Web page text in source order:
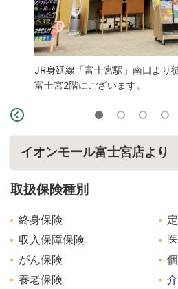
JR身延線「富士宮駅」南口より
富士宮2階にございます。
イオンモール富士宮店より
取扱保険種別
終身保険
収入保障保険
がん保険
養老保険